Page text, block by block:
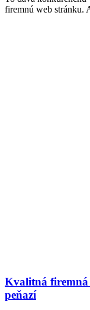
firemnú web stránku.
Kvalitná
peňazí